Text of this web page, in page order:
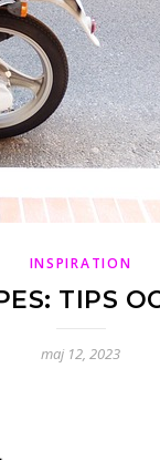
INSPIRATION
TIPS
maj 12, 2023